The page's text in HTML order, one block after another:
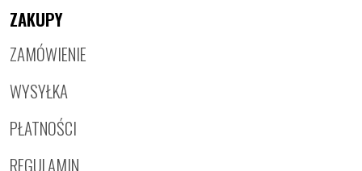
ZAKUPY
ZAMÓWIENIE
WYSYŁKA
PŁATNOŚCI
REGULAMIN